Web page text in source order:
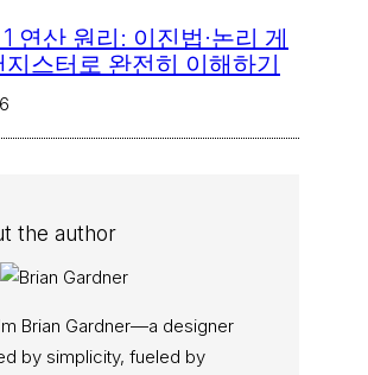
연산 원리: 이진법·논리 게
지스터로 완전히 이해하기
the author
Brian Gardner—a designer
by simplicity, fueled by